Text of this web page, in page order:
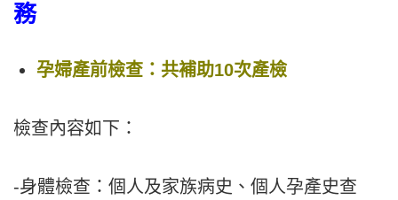
務
孕婦產前檢查：共補助10次產檢
檢查內容如下：
-身體檢查：個人及家族病史、個人孕產史查